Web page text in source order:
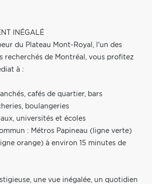
INÉGALÉ
du Plateau Mont-Royal, l'un des
recherchés de Montréal, vous profitez
à :
cafés de quartier, bars
boulangeries
universités et écoles
: Métros Papineau (ligne verte)
orange) à environ 15 minutes de
une vue inégalée, un quotidien